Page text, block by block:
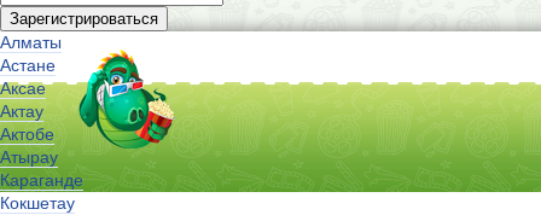
Алматы
Астане
Аксае
Актау
Актобе
Атырау
Караганде
Кокшетау